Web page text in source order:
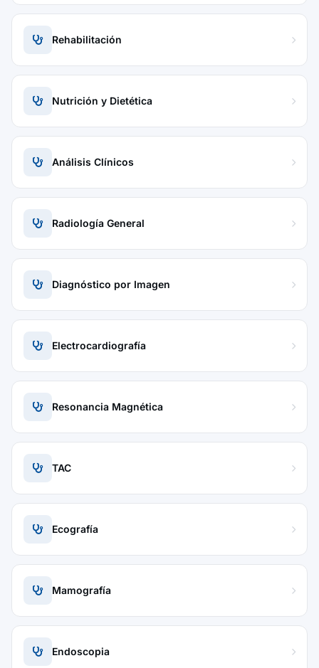
Rehabilitación
Nutrición y Dietética
Análisis Clínicos
Radiología General
Diagnóstico por Imagen
Electrocardiografía
Resonancia Magnética
TAC
Ecografía
Mamografía
Endoscopia